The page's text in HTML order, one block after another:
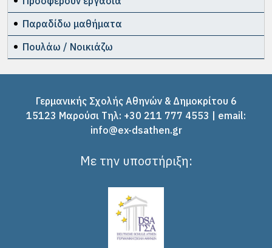
Παραδίδω μαθήματα
Πουλάω / Νοικιάζω
Γερμανικής Σχολής Αθηνών & Δημοκρίτου 6
15123 Μαρούσι Tηλ: +30 211 777 4553 | email:
info@ex-dsathen.gr
Με την υποστήριξη: